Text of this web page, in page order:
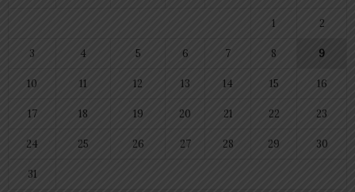
1 2
3 4 5 6 7 8 9
10 11 12 13 14 15 16
17 18 19 20 21 22 23
24 25 26 27 28 29 30
31